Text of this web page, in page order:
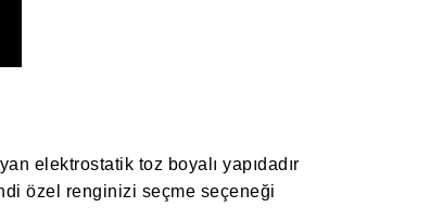
elektrostatik toz boyalı yapıdadır
özel renginizi seçme seçeneği